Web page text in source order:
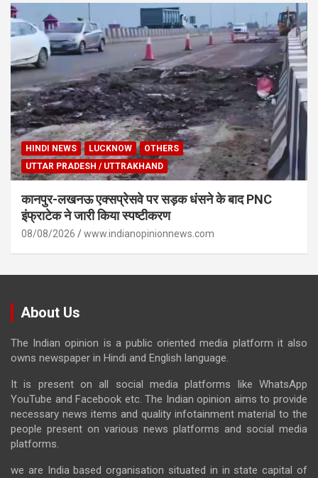
HINDI NEWS LUCKNOW
OTHERS
UTTAR PRADESH / UTTRAKHAND
कानपुर-लखनऊ एक्सप्रेसवे पर सड़क धंसने के बाद PNC
इंफ्राटेक ने जारी किया स्पष्टीकरण
08/08/2026 www.indianopinionnews.com
About Us
The Indian opinion is a public oriented media platform it also
owns newspaper in Hindi and English language.
It is present on all social media platforms like WhatsApp
YouTube and Facebook etc. The Indian opinion aims to provide
necessary news items and quality infotainment material to the
people present on various news platforms and social media
platforms.
we are India based organisation situated in in state capital of